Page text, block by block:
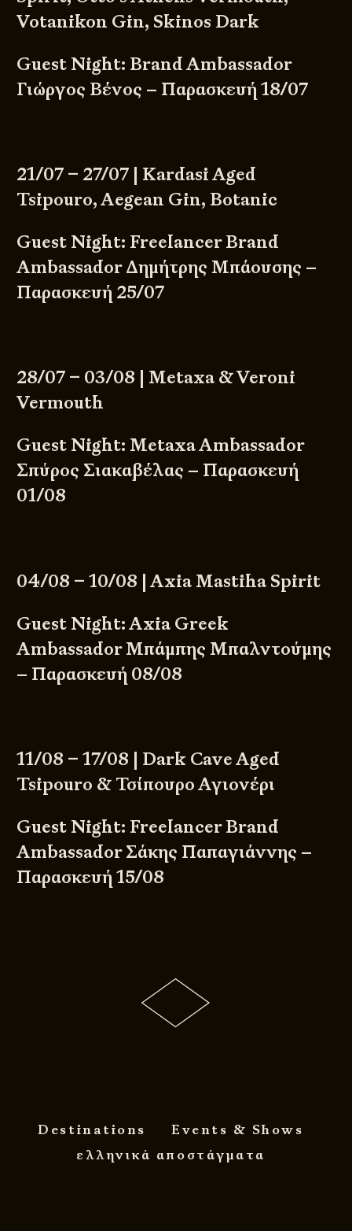
Votanikon Gin, Skinos Dark
Guest Night: Brand Ambassador
Γιώργος Βένος – Παρασκευή 18/07
21/07 – 27/07 | Kardasi Aged
Tsipouro, Aegean Gin, Botanic
Guest Night: Freelancer Brand
Ambassador Δημήτρης Μπάουσης –
Παρασκευή 25/07
28/07 – 03/08 | Metaxa & Veroni
Vermouth
Guest Night: Metaxa Ambassador
Σπύρος Σιακαβέλας – Παρασκευή
01/08
04/08 – 10/08 | Axia Mastiha Spirit
Guest Night: Axia Greek
Ambassador Μπάμπης Μπαλντούμης
– Παρασκευή 08/08
11/08 – 17/08 | Dark Cave Aged
Tsipouro & Τσίπουρο Αγιονέρι
Guest Night: Freelancer Brand
Ambassador Σάκης Παπαγιάννης –
Παρασκευή 15/08
Destinations
Events & Shows
ελληνικά αποστάγματα